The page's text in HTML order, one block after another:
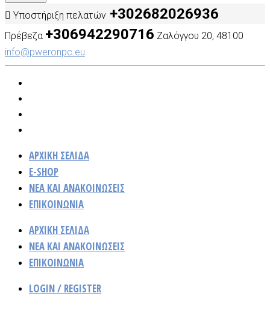
Υποστήριξη πελατών +302682026936
Πρέβεζα +306942290716 Ζαλόγγου 20, 48100
info@pweronpc.eu
ΑΡΧΙΚΗ ΣΕΛΙΔΑ
E-SHOP
ΝΈΑ ΚΑΙ ΑΝΑΚΟΙΝΏΣΕΙΣ
ΕΠΙΚΟΙΝΩΝΙΑ
ΑΡΧΙΚΗ ΣΕΛΙΔΑ
ΝΈΑ ΚΑΙ ΑΝΑΚΟΙΝΏΣΕΙΣ
ΕΠΙΚΟΙΝΩΝΙΑ
LOGIN / REGISTER